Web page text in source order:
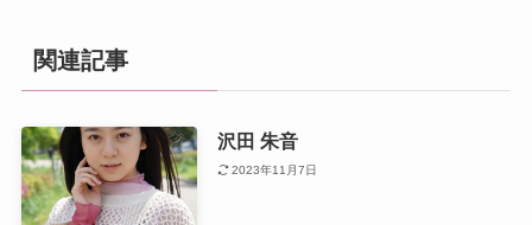
関連記事
沢田 朱音
2023年11月7日